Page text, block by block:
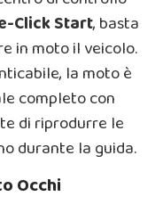
Click Start, basta
in moto il veicolo.
la moto è
completo con
di riprodurre le
durante la guida.
Occhi